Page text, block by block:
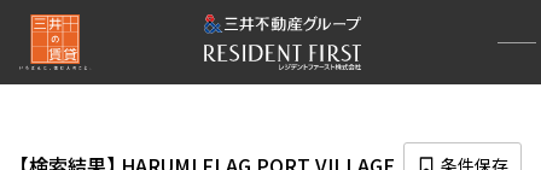
条件保存
再検索ナビゲーション